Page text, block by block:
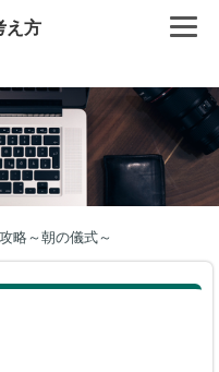
え方
略～朝の儀式～